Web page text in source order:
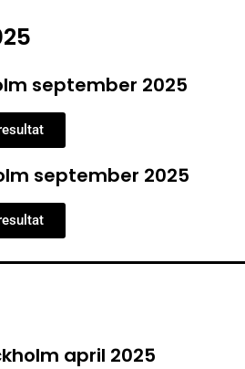
september 2025
september 2025
april 2025